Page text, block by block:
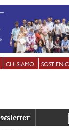
CHI SIAMO SOSTIENICI